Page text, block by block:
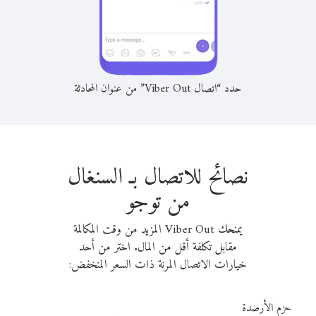
حدد “اتصال Viber Out” من عنوان المحادثة
نصائح للاتصال بـ السنغال
من توجو
يمنحك Viber Out المزيد من وقت المكالمة
مقابل تكلفة أقل من المال. اختر من أحد
خيارات الاتصال المرنة ذات السعر المنخفض:
حزم الأرصدة